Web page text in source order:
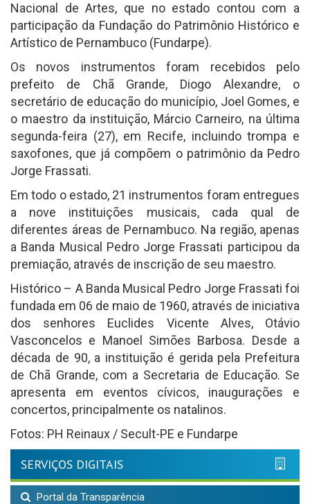
Nacional de Artes, que no estado contou com a
participação da Fundação do Patrimônio Histórico e
Artístico de Pernambuco (Fundarpe).
Os novos instrumentos foram recebidos pelo
prefeito de Chã Grande, Diogo Alexandre, o
secretário de educação do município, Joel Gomes, e
o maestro da instituição, Márcio Carneiro, na última
segunda-feira (27), em Recife, incluindo trompa e
saxofones, que já compõem o patrimônio da Pedro
Jorge Frassati.
Em todo o estado, 21 instrumentos foram entregues
a nove instituições musicais, cada qual de
diferentes áreas de Pernambuco. Na região, apenas
a Banda Musical Pedro Jorge Frassati participou da
premiação, através de inscrição de seu maestro.
Histórico – A Banda Musical Pedro Jorge Frassati foi
fundada em 06 de maio de 1960, através de iniciativa
dos senhores Euclides Vicente Alves, Otávio
Vasconcelos e Manoel Simões Barbosa. Desde a
década de 90, a instituição é gerida pela Prefeitura
de Chã Grande, com a Secretaria de Educação. Se
apresenta em eventos cívicos, inaugurações e
concertos, principalmente os natalinos.
Fotos: PH Reinaux / Secult-PE e Fundarpe
SERVIÇOS DIGITAIS
Portal da Transparência